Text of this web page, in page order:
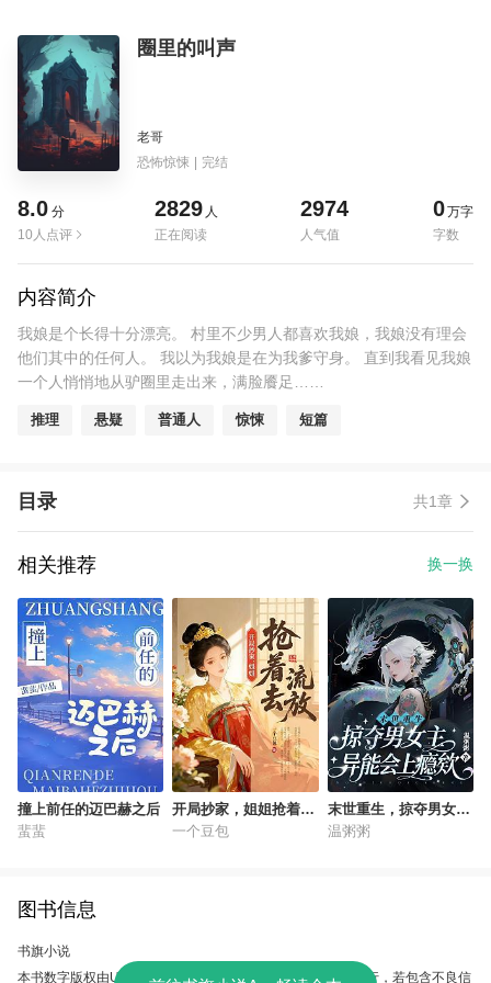
圈里的叫声
老哥
恐怖惊悚 | 完结
8.0 分
10人点评
2829 人
正在阅读
2974
人气值
0万字
字数
内容简介
我娘是个长得十分漂亮。 村里不少男人都喜欢我娘，我娘没有理会
他们其中的任何人。 我以为我娘是在为我爹守身。 直到我看见我娘
一个人悄悄地从驴圈里走出来，满脸餍足……
推理 悬疑 普通人 惊悚 短篇
目录 共1章
相关推荐 换一换
撞上前任的迈巴赫之后
蜚蜚
开局抄家，姐姐抢着去
流放
一个豆包
末世重生，掠夺男女主
异能会上瘾欸
温粥粥
图书信息
书旗小说
本书数字版权由UC故事会提供，授权本软件使用、制作、发行，若包含不良信